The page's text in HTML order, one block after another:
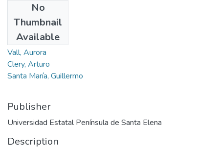
No
Thumbnail
Available
Authors
Molina, Lilian
Rey, Carina
Vall, Aurora
Clery, Arturo
Santa María, Guillermo
Publisher
Universidad Estatal Península de Santa Elena
Description